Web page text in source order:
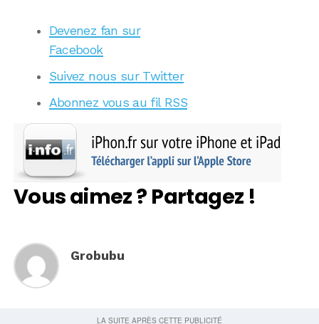
Devenez fan sur
Facebook
Suivez nous sur Twitter
Abonnez vous au fil RSS
Vous aimez ? Partagez !
Grobubu